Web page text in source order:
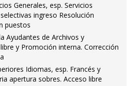
Generales, esp. Servicios
ingreso Resolución
puestos
Ayudantes de Archivos y
y Promoción interna. Corrección
Idiomas, esp. Francés y
apertura sobres. Acceso libre